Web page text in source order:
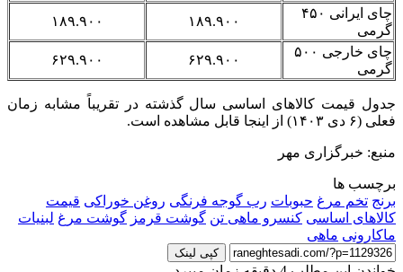
چای ایرانی ۴۵۰
گرمی
۱۸۹.۹۰۰
۱۸۹.۹۰۰
چای خارجی ۵۰۰
گرمی
۶۲۹.۹۰۰ ۶۲۹.۹۰۰
جدول قیمت کالاهای اساسی سال گذشته در تقریباً مشابه زمان
فعلی (۶ دی ۱۴۰۳) از اینجا قابل مشاهده است.
منبع: خبرگزاری مهر
برچسب ها
برنج تخم مرغ حبوبات رب گوجه فرنگی روغن خوراکی قیمت
کالاهای اساسی کنسرو ماهی تن گوشت قرمز گوشت مرغ لبنیات
ماکارونی ماهی
کپی لینک